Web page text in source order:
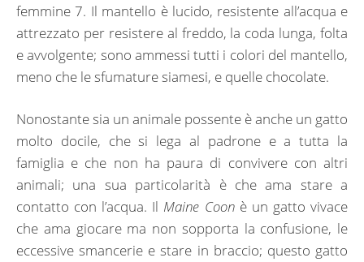
femmine 7. Il mantello è lucido, resistente all’acqua e
attrezzato per resistere al freddo, la coda lunga, folta
e avvolgente; sono ammessi tutti i colori del mantello,
meno che le sfumature siamesi, e quelle chocolate.
Nonostante sia un animale possente è anche un gatto
molto docile, che si lega al padrone e a tutta la
famiglia e che non ha paura di convivere con altri
animali; una sua particolarità è che ama stare a
contatto con l’acqua. Il Maine Coonè un gatto vivace
che ama giocare ma non sopporta la confusione, le
eccessive smancerie e stare in braccio; questo gatto